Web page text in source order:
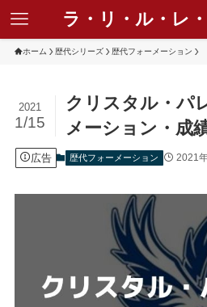
ラ・リ・ル・レ
ホーム 歴代シリーズ 歴代フォーメーション
クリスタル・パ
メーション・成
2021
1/15
広告 歴代フォーメーション 2021